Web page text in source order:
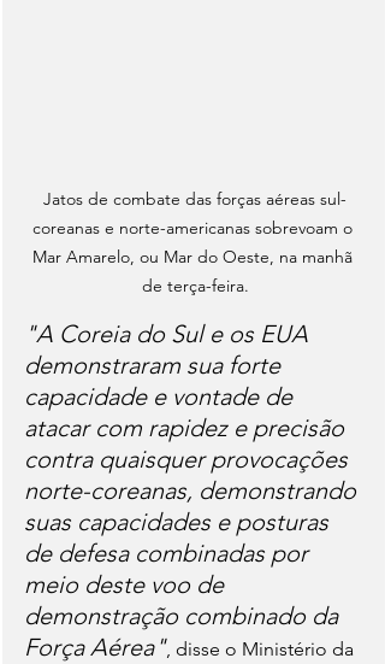
Jatos de combate das forças aéreas sul-
coreanas e norte-americanas sobrevoam o
Mar Amarelo, ou Mar do Oeste, na manhã
de terça-feira.
"A Coreia do Sul e os EUA
demonstraram sua forte
capacidade e vontade de
atacar com rapidez e precisão
contra quaisquer provocações
norte-coreanas, demonstrando
suas capacidades e posturas
de defesa combinadas por
meio deste voo de
demonstração combinado da
Força Aérea", disse o Ministério da